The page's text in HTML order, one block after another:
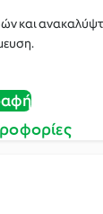
και